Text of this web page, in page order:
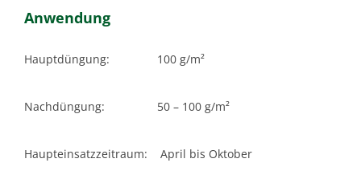
Anwendung
Hauptdüngung: 100 g/m²
Nachdüngung: 50 – 100 g/m²
Haupteinsatzzeitraum: April bis Oktober